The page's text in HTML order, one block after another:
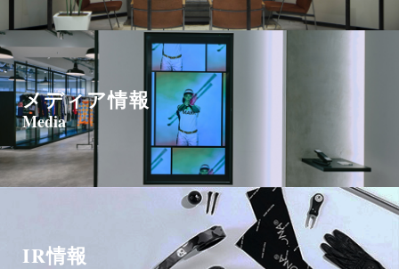
メディア情報
Media
IR情報